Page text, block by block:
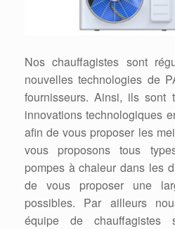
Nos chauffagistes sont
nouvelles technologies de
fournisseurs. Ainsi, ils
innovations technologiques
afin de vous proposer les
vous proposons tous
pompes à chaleur dans les
de vous proposer une
possibles. Par ailleurs
équipe de chauffagistes